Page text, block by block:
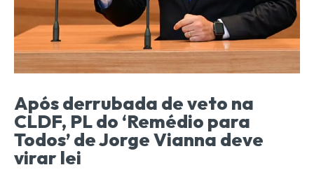
Após derrubada de veto na
CLDF, PL do ‘Remédio para
Todos’ de Jorge Vianna deve
virar lei